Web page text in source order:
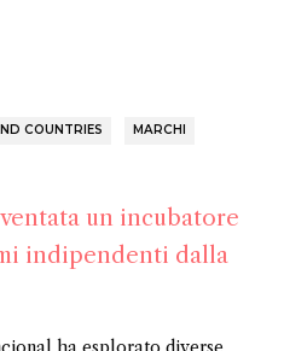
COUNTRIES MARCHI
un incubatore
indipendenti dalla